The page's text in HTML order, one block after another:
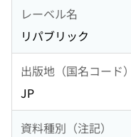
レーベル名
リパブリック
出版地（国名コード）
JP
資料種別（注記）